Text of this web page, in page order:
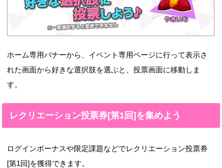
ホーム専用バナーから、イベント専用ページに行って表示さ
れた画面から好きな選択肢を選ぶと、投票画面に移動しま
す。
レクリエーション投票券[第1回]を集めよう
ログインボーナスや限定課題などでレクリエーション投票券
[第1回]を獲得できます。